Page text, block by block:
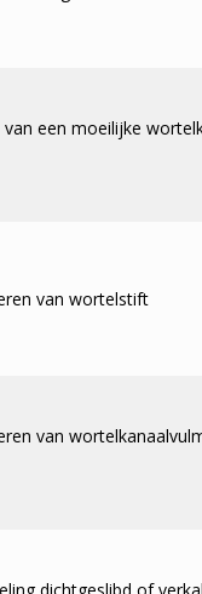
van een moeilijke
van wortelstift
van